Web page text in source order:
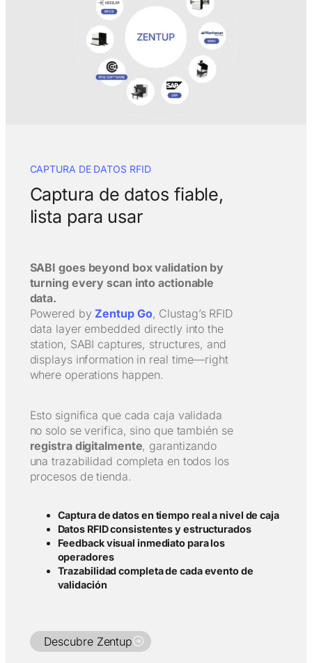
CAPTURA DE DATOS RFID
Captura de datos fiable,
lista para usar
SABI goes beyond box validation by
turning every scan into actionable
data.
Powered by Zentup Go, Clustag’s RFID
data layer embedded directly into the
station, SABI captures, structures, and
displays information in real time—right
where operations happen.
Esto significa que cada caja validada
no solo se verifica, sino que también se
registra digitalmente, garantizando
una trazabilidad completa en todos los
procesos de tienda.
Captura de datos en tiempo real a nivel de caja
Datos RFID consistentes y estructurados
Feedback visual inmediato para los
operadores
Trazabilidad completa de cada evento de
validación
Descubre Zentup